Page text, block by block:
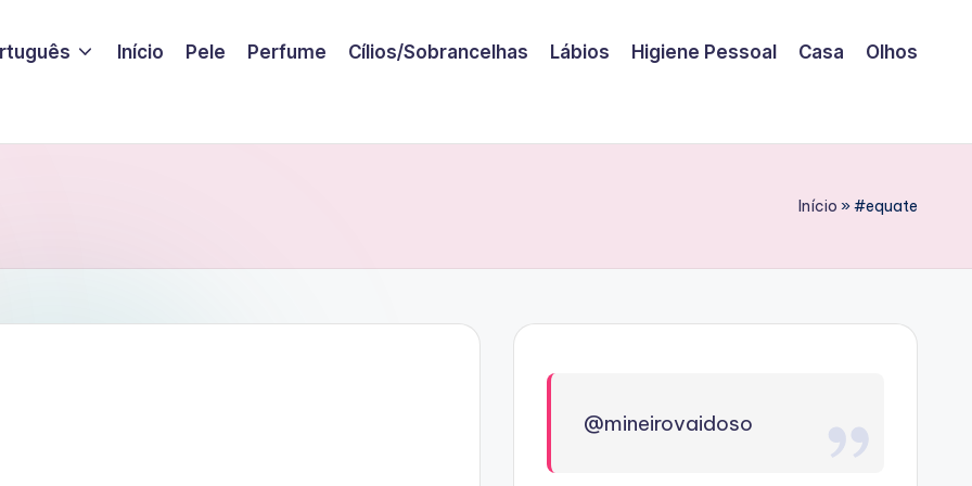
Início Pele Perfume Cílios/Sobrancelhas Lábios Higiene Pessoal Casa Olhos
Início »#equate
@mineirovaidoso